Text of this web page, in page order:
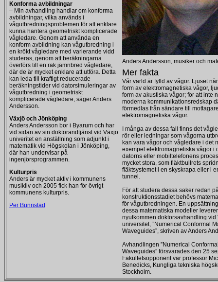
Konforma avbildningar
– Min avhandling handlar om konforma
avbildningar, vilka används i
vågutbredningsproblemen för att enklare
kunna hantera geometriskt komplicerade
vågledare. Genom att använda en
konform avbildning kan vågutbredning i
en krökt vågledare med varierande vidd
studeras, genom att beräkningarna
överförs till en rak jämnbred vågledare,
där de är mycket enklare att utföra. Detta
kan leda till kraftigt reducerade
beräkningstider vid datorsimuleringar av
vågutbredning i geometriskt
komplicerade vågledare, säger Anders
Andersson.
Växjö och Jönköping
Anders Andersson bor i Byarum och har
vid sidan av sin doktorandtjänst vid Växjö
univeritet en anställning som adjunkt i
matematik vid Högskolan i Jönköping,
där han undervisar på
ingenjörsprogrammen.
Kulturpris
Anders är mycket aktiv i kommunens
musikliv och 2005 fick han för övrigt
kommunens kulturpris.
Per Bunnstad
Anders Andersson, musiker och
Mer fakta
Vår värld är fylld av vågor. Ljuset
form av elektromagnetiska vågor,
form av akustiska vågor; för att inte
moderna kommunikationsredskap
förmedlas från sändare till
elektromagnetiska vågor.
I många av dessa fall finns det
rör eller ledningar som vågorna
kan vara vågor och vågledare i det
exempel elektromagnetiska vågor i
datorns eller mobiltelefonens
mycket stora, som fläktbullrets
fläktsystemet i en skyskrapa eller i
tunnel.
För att studera dessa saker redan
konstruktionsstadiet behövs
för vågutbredningen. En
dessa matematiska modeller
nyutkommen doktorsavhandling vid
universitet, ”Numerical Conformal
Waveguides”, skriven av Anders
Avhandlingen ”Numerical
Waveguides” försvarades den 25
Fakultetsopponent var professor
Benedicks, Kungliga tekniska
Stockholm.